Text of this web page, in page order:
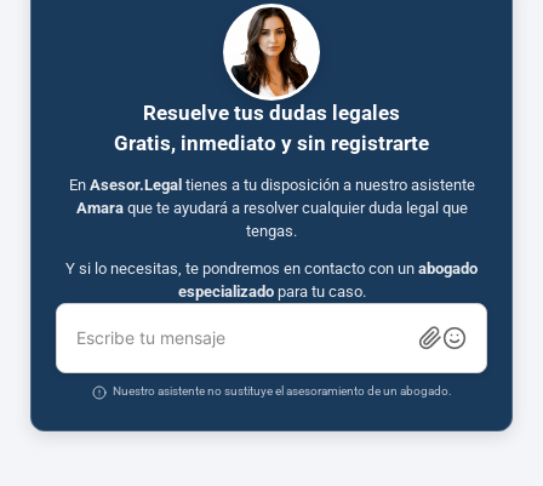
Resuelve tus dudas legales
Gratis, inmediato y sin registrarte
En Asesor.Legal tienes a tu disposición a nuestro asistente
Amaraque te ayudará a resolver cualquier duda legal que
tengas.
Y si lo necesitas, te pondremos en contacto con un abogado
especializadopara tu caso.
Escribe tu mensaje
Nuestro asistente no sustituye el asesoramiento de un abogado.